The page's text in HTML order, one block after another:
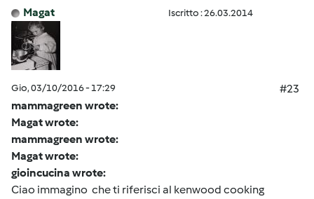
Magat Iscritto : 26.03.2014
Gio, 03/10/2016 - 17:29
#23
mammagreen wrote:
Magat wrote:
mammagreen wrote:
Magat wrote:
gioincucina wrote:
Ciao immagino che ti riferisci al kenwood cooking